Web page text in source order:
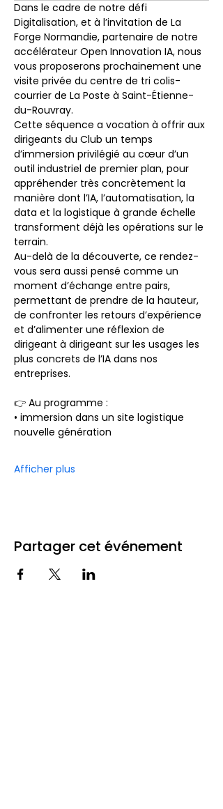
Dans le cadre de notre défi
Digitalisation, et à l’invitation de La
Forge Normandie, partenaire de notre
accélérateur Open Innovation IA, nous
vous proposerons prochainement une
visite privée du centre de tri colis-
courrier de La Poste à Saint-Étienne-
du-Rouvray.
Cette séquence a vocation à offrir aux
dirigeants du Club un temps
d’immersion privilégié au cœur d’un
outil industriel de premier plan, pour
appréhender très concrètement la
manière dont l’IA, l’automatisation, la
data et la logistique à grande échelle
transforment déjà les opérations sur le
terrain.
Au-delà de la découverte, ce rendez-
vous sera aussi pensé comme un
moment d’échange entre pairs,
permettant de prendre de la hauteur,
de confronter les retours d’expérience
et d’alimenter une réflexion de
dirigeant à dirigeant sur les usages les
plus concrets de l’IA dans nos
entreprises.
👉 Au programme :
• immersion dans un site logistique
nouvelle génération
Afficher plus
Partager cet événement